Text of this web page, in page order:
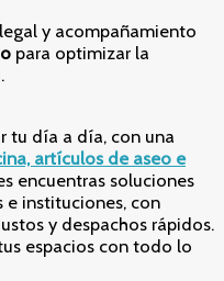
y acompañamiento
para optimizar la
tu día a día, con una
artículos de aseo e
encuentras soluciones
e instituciones, con
y despachos rápidos.
espacios con todo lo